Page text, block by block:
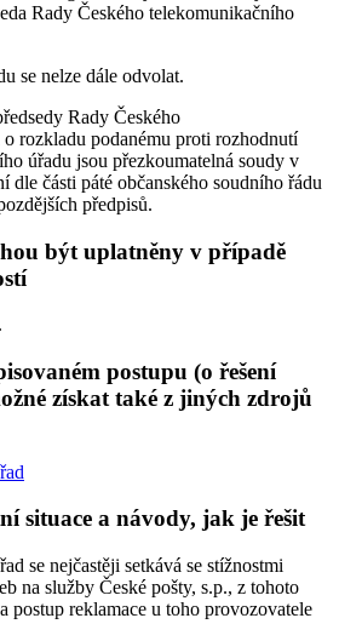
Rady Českého telekomunikačního
se nelze dále odvolat.
Rady Českého
rozkladu podanému proti rozhodnutí
úřadu jsou přezkoumatelná soudy v
dle části páté občanského soudního řádu
předpisů.
být uplatněny v případě
postupu (o řešení
získat také z jiných zdrojů
situace a návody, jak je řešit
se nejčastěji setkává se stížnostmi
na služby České pošty, s.p., z tohoto
postup reklamace u toho provozovatele